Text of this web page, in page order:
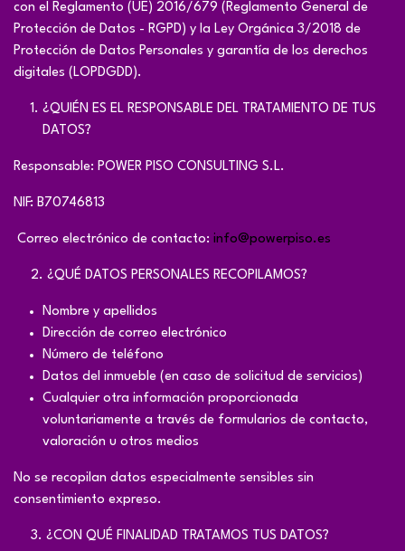
con el Reglamento (UE) 2016/679 (Reglamento General de
Protección de Datos - RGPD) y la Ley Orgánica 3/2018 de
Protección de Datos Personales y garantía de los derechos
digitales (LOPDGDD).
¿QUIÉN ES EL RESPONSABLE DEL TRATAMIENTO DE TUS
DATOS?
Responsable: POWER PISO CONSULTING S.L.
NIF: B70746813
Correo electrónico de contacto: info@powerpiso.es
​2. ¿QUÉ DATOS PERSONALES RECOPILAMOS?
Nombre y apellidos
Dirección de correo electrónico
Número de teléfono
Datos del inmueble (en caso de solicitud de servicios)
Cualquier otra información proporcionada
voluntariamente a través de formularios de contacto,
valoración u otros medios
No se recopilan datos especialmente sensibles sin
consentimiento expreso.
​3. ¿CON QUÉ FINALIDAD TRATAMOS TUS DATOS?